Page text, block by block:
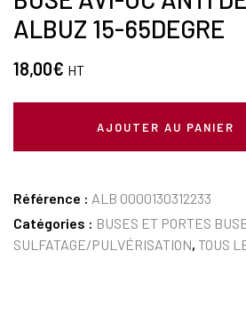
ALBUZ 15-65DEGRE
18,00€ HT
AJOUTER AU PANIER
Référence : ALB 0000130312233
Catégories : BUSES ET PORTES
SULFATAGE/PULVÉRISATION, TOUS